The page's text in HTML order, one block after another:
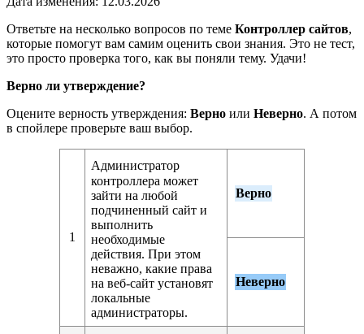
Ответьте на несколько вопросов по теме Контроллер сайтов,
которые помогут вам самим оценить свои знания. Это не тест,
это просто проверка того, как вы поняли тему. Удачи!
Верно ли утверждение?
Оцените верность утверждения: Верно или Неверно. А потом
в спойлере проверьте ваш выбор.
1
Администратор
контроллера может
зайти на любой
подчиненный сайт и
выполнить
необходимые
действия. При этом
неважно, какие права
на веб-сайт установят
локальные
администраторы.
Верно
Неверно